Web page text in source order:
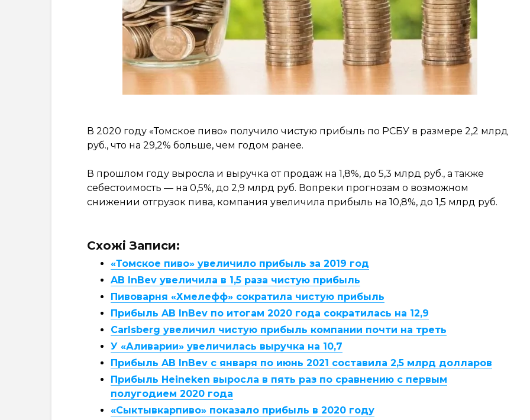
В 2020 году «Томское пиво» получило чистую прибыль по РСБУ в размере 2,2 млрд
руб., что на 29,2% больше, чем годом ранее.
В прошлом году выросла и выручка от продаж на 1,8%, до 5,3 млрд руб., а также
себестоимость — на 0,5%, до 2,9 млрд руб. Вопреки прогнозам о возможном
снижении отгрузок пива, компания увеличила прибыль на 10,8%, до 1,5 млрд руб.
Схожі Записи:
«Томское пиво» увеличило прибыль за 2019 год
AB InBev увеличила в 1,5 раза чистую прибыль
Пивоварня «Хмелефф» сократила чистую прибыль
Прибыль AB InBev по итогам 2020 года сократилась на 12,9
Carlsberg увеличил чистую прибыль компании почти на треть
У «Аливарии» увеличилась выручка на 10,7
Прибыль AB InBev с января по июнь 2021 составила 2,5 млрд долларов
Прибыль Heineken выросла в пять раз по сравнению с первым
полугодием 2020 года
«Сыктывкарпиво» показало прибыль в 2020 году